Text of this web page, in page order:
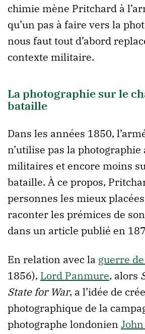
chimie mène Pritchard à
qu’un pas à faire vers la
nous faut tout d’abord
contexte militaire.
La photographie sur le
bataille
Dans les années 1850,
n’utilise pas la photographie
militaires et encore moins
bataille. À ce propos,
personnes les mieux
raconter les prémices de
dans un article publié en
En relation avec la guerre
1856), Lord Panmure, alors
State for War, a l’idée de
photographique de la
photographe londonien